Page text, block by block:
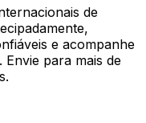
de
e acompanhe
para mais de